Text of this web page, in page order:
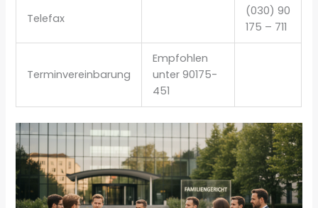
Telefax
(030) 90
175 – 711
Terminvereinbarung
Empfohlen
unter 90175-
451